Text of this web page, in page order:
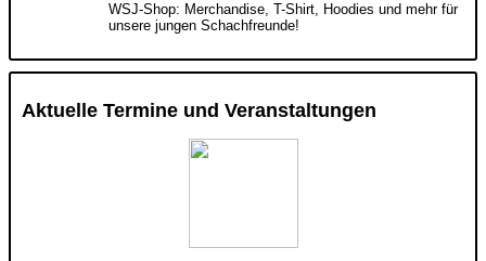
WSJ-Shop: Merchandise, T-Shirt, Hoodies und mehr für
unsere jungen Schachfreunde!
Aktuelle Termine und Veranstaltungen